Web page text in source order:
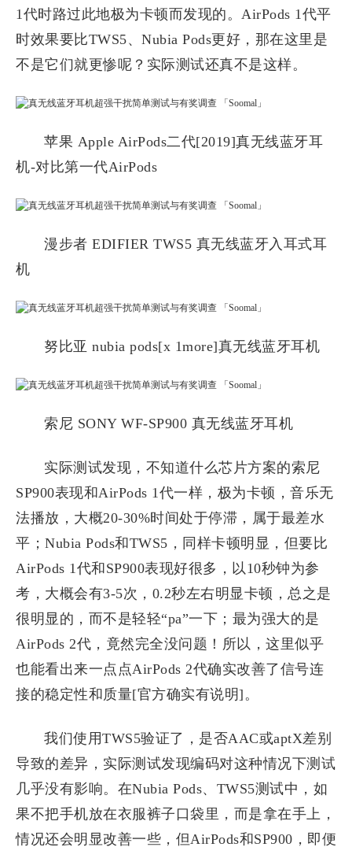
1代时路过此地极为卡顿而发现的。AirPods 1代平
时效果要比TWS5、Nubia Pods更好，那在这里是
不是它们就更惨呢？实际测试还真不是这样。
苹果 Apple AirPods二代[2019]真无线蓝牙耳
机-对比第一代AirPods
漫步者 EDIFIER TWS5 真无线蓝牙入耳式耳
机
努比亚 nubia pods[x 1more]真无线蓝牙耳机
索尼 SONY WF-SP900 真无线蓝牙耳机
实际测试发现，不知道什么芯片方案的索尼
SP900表现和AirPods 1代一样，极为卡顿，音乐无
法播放，大概20-30%时间处于停滞，属于最差水
平；Nubia Pods和TWS5，同样卡顿明显，但要比
AirPods 1代和SP900表现好很多，以10秒钟为参
考，大概会有3-5次，0.2秒左右明显卡顿，总之是
很明显的，而不是轻轻“pa”一下；最为强大的是
AirPods 2代，竟然完全没问题！所以，这里似乎
也能看出来一点点AirPods 2代确实改善了信号连
接的稳定性和质量[官方确实有说明]。
我们使用TWS5验证了，是否AAC或aptX差别
导致的差异，实际测试发现编码对这种情况下测试
几乎没有影响。在Nubia Pods、TWS5测试中，如
果不把手机放在衣服裤子口袋里，而是拿在手上，
情况还会明显改善一些，但AirPods和SP900，即便